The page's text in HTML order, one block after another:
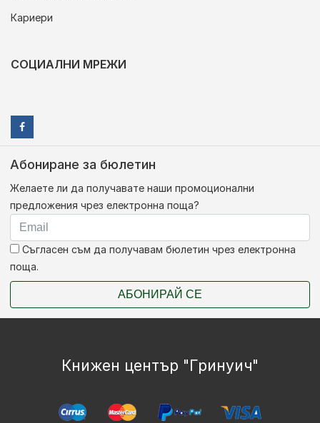
Кариери
СОЦИАЛНИ МРЕЖИ
Абониране за бюлетин
Желаете ли да получавате наши промоционални
предложения чрез електронна поща?
Съгласен съм да получавам бюлетин чрез електронна
поща.
АБОНИРАЙ СЕ
Книжен център "Гринуич"